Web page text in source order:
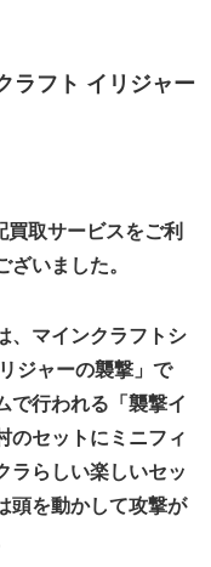
ラフト イリジャー
取サービスをご利
いました。
、マインクラフトシ
ジャーの襲撃」で
で行われる「襲撃イ
のセットにミニフィ
ラらしい楽しいセッ
頭を動かして攻撃が